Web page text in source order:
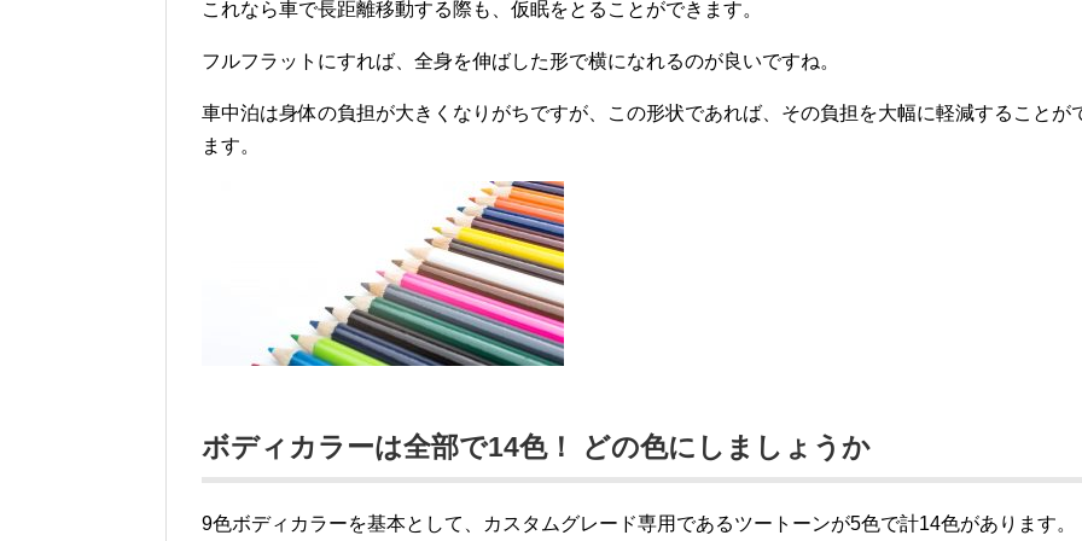
これなら車で長距離移動する際も、仮眠をとることができます。
フルフラットにすれば、全身を伸ばした形で横になれるのが良いですね。
車中泊は身体の負担が大きくなりがちですが、この形状であれば、その負担を大幅に軽減することが
ます。
ボディカラーは全部で14色！ どの色にしましょうか
9色ボディカラーを基本として、カスタムグレード専用であるツートーンが5色で計14色があります。